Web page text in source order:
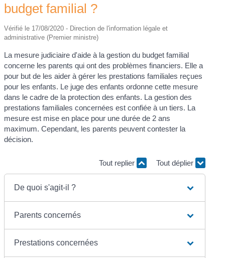
budget familial ?
Vérifié le 17/08/2020 - Direction de l'information légale et
administrative (Premier ministre)
La mesure judiciaire d'aide à la gestion du budget familial
concerne les parents qui ont des problèmes financiers. Elle a
pour but de les aider à gérer les prestations familiales reçues
pour les enfants. Le juge des enfants ordonne cette mesure
dans le cadre de la protection des enfants. La gestion des
prestations familiales concernées est confiée à un tiers. La
mesure est mise en place pour une durée de 2 ans
maximum. Cependant, les parents peuvent contester la
décision.
Tout replier Tout déplier
De quoi s'agit-il ?
Parents concernés
Prestations concernées